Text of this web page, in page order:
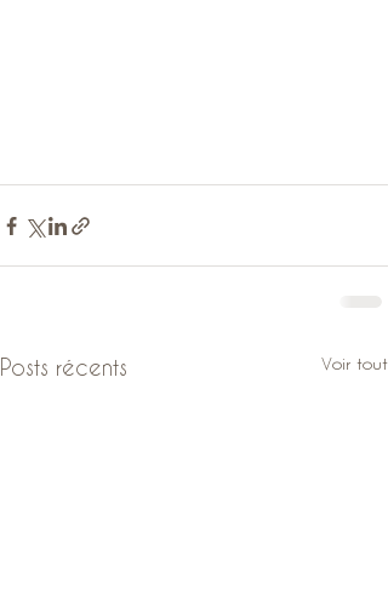
Posts récents Voir tout